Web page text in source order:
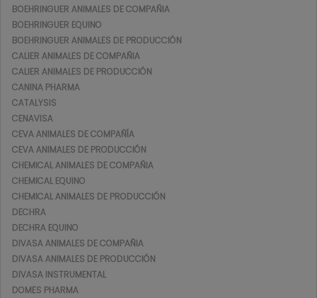
BOEHRINGUER ANIMALES DE COMPAÑIA
BOEHRINGUER EQUINO
BOEHRINGUER ANIMALES DE PRODUCCIÓN
CALIER ANIMALES DE COMPAÑIA
CALIER ANIMALES DE PRODUCCIÓN
CANINA PHARMA
CATALYSIS
CENAVISA
CEVA ANIMALES DE COMPAÑÍA
CEVA ANIMALES DE PRODUCCIÓN
CHEMICAL ANIMALES DE COMPAÑIA
CHEMICAL EQUINO
CHEMICAL ANIMALES DE PRODUCCIÓN
DECHRA
DECHRA EQUINO
DIVASA ANIMALES DE COMPAÑIA
DIVASA ANIMALES DE PRODUCCIÓN
DIVASA INSTRUMENTAL
DOMES PHARMA